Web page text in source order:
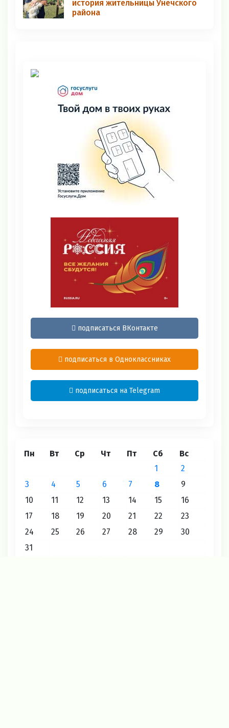
история жительницы Унечского
района
подписаться ВКонтакте
подписаться в Одноклассниках
подписаться на Telegram
Пн Вт Ср Чт Пт Сб Вс
1
2
3
4 5 6 7 8
9
10
11 12 13 14 15
16
17
18 19 20 21 22
23
24
25 26 27 28 29
30
31